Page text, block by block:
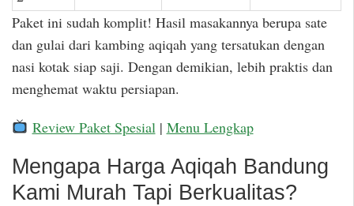
Paket ini sudah komplit! Hasil masakannya berupa sate
dan gulai dari kambing aqiqah yang tersatukan dengan
nasi kotak siap saji. Dengan demikian, lebih praktis dan
menghemat waktu persiapan.
Review Paket Spesial | Menu Lengkap
Mengapa Harga Aqiqah Bandung
Kami Murah Tapi Berkualitas?